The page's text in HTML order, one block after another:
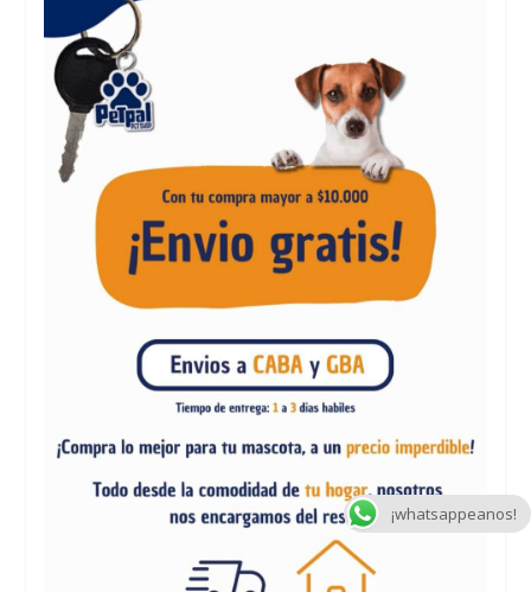
¡whatsappeanos!